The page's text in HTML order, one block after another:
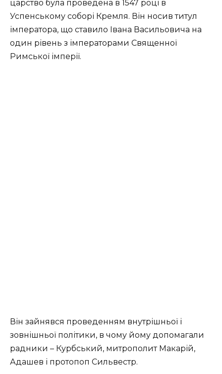
царство була проведена в 1547 році в
Успенському соборі Кремля. Він носив титул
імператора, що ставило Івана Васильовича на
один рівень з імператорами Священної
Римської імперії.
Він зайнявся проведенням внутрішньої і
зовнішньої політики, в чому йому допомагали
радники – Курбський, митрополит Макарій,
Адашев і протопоп Сильвестр.